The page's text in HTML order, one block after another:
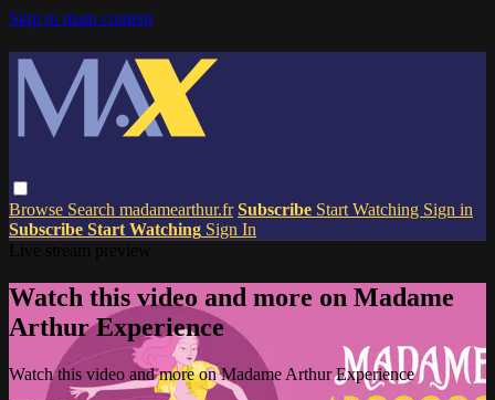
Skip to main content
Browse Search madamearthur.fr Subscribe Start Watching Sign in
Subscribe Start Watching Sign In
Watch this video and more on Madame
Arthur Experience
Watch this video and more on Madame Arthur Experience